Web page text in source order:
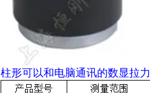
柱形可以和电脑通讯的数显拉